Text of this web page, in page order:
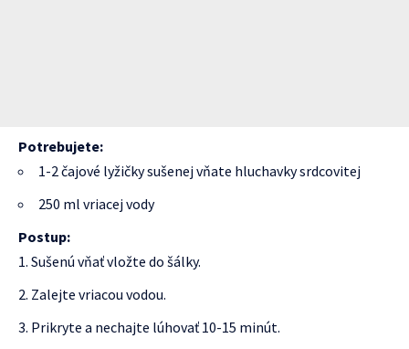
Potrebujete:
1-2 čajové lyžičky sušenej vňate hluchavky srdcovitej
250 ml vriacej vody
Postup:
Sušenú vňať vložte do šálky.
Zalejte vriacou vodou.
Prikryte a nechajte lúhovať 10-15 minút.